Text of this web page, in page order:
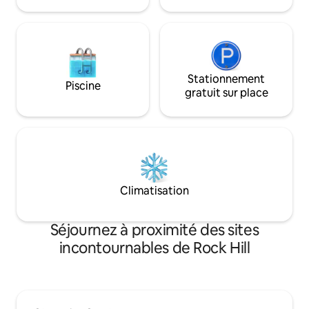
sportifs ou loisirs, notre maison vous
l'immense cour
Piscine
Stationnement
gratuit sur place
Climatisation
Séjournez à proximité des sites
incontournables de Rock Hill